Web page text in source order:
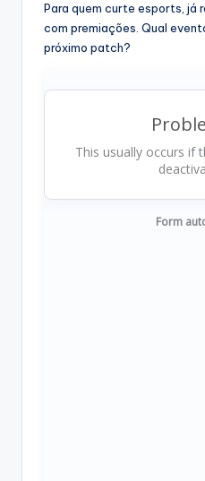
Para quem curte esports, já
com premiações. Qual
próximo patch?